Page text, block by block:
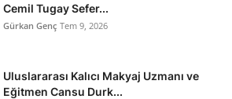
Cemil Tugay Sefer...
Gürkan Genç Tem 9, 2026
Uluslararası Kalıcı Makyaj Uzmanı ve
Eğitmen Cansu Durk...